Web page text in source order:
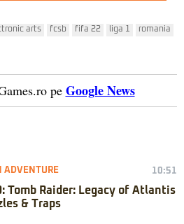
arts fcsb fifa 22 liga 1
romania
pe Google News
ADVENTURE 10:51
Tomb Raider: Legacy of Atlantis
& Traps